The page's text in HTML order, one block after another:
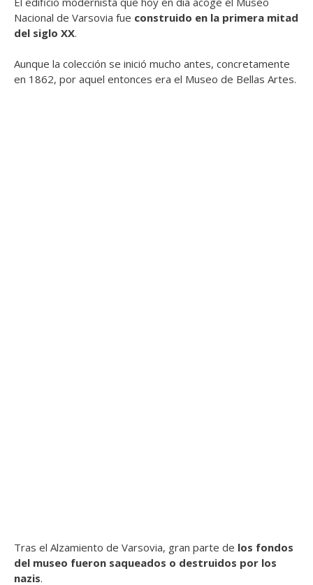
Nacional de Varsovia fue construido en la primera mitad
del siglo XX.
Aunque la colección se inició mucho antes, concretamente
en 1862, por aquel entonces era el Museo de Bellas Artes.
Tras el Alzamiento de Varsovia, gran parte de los fondos
del museo fueron saqueados o destruidos por los
nazis.